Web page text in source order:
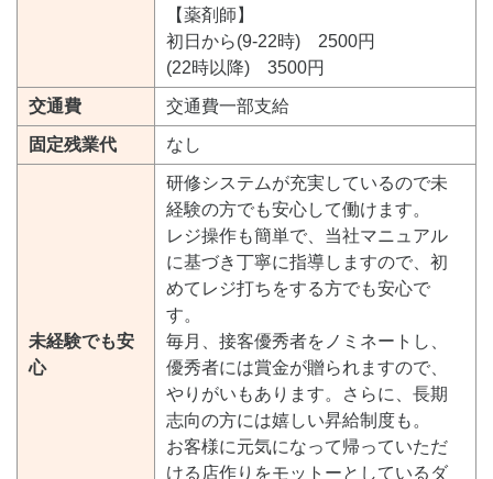
【薬剤師】
初日から(9-22時) 2500円
(22時以降) 3500円
交通費 交通費一部支給
固定残業代 なし
未経験でも安
心
研修システムが充実しているので未
経験の方でも安心して働けます。
レジ操作も簡単で、当社マニュアル
に基づき丁寧に指導しますので、初
めてレジ打ちをする方でも安心で
す。
毎月、接客優秀者をノミネートし、
優秀者には賞金が贈られますので、
やりがいもあります。さらに、長期
志向の方には嬉しい昇給制度も。
お客様に元気になって帰っていただ
ける店作りをモットーとしているダ